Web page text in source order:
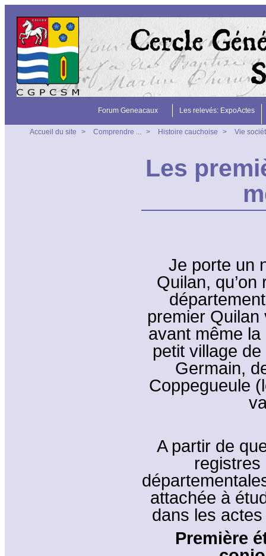
Forum Geneacaux Les relevés: ExpoActes
Accueil du site > Comprendre ... > Histoire cauchoise > Vie
Les
Je porte un
Quilan,
premier Quilan
avant même la
petit village
Germain,
Coppegueule
A partir de
attachée à
dans les
Première